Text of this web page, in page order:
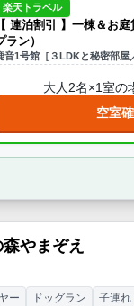
楽天トラベル
【 連泊割引 】一棟＆お
ラン）
音1号館［３LDKと秘密部屋
大人2名×1室の
空室
やまぞえ
ー ドッグラン 子連れ